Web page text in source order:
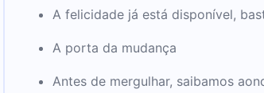
A felicidade já está disponível,
A porta da mudança
Antes de mergulhar, saibamos